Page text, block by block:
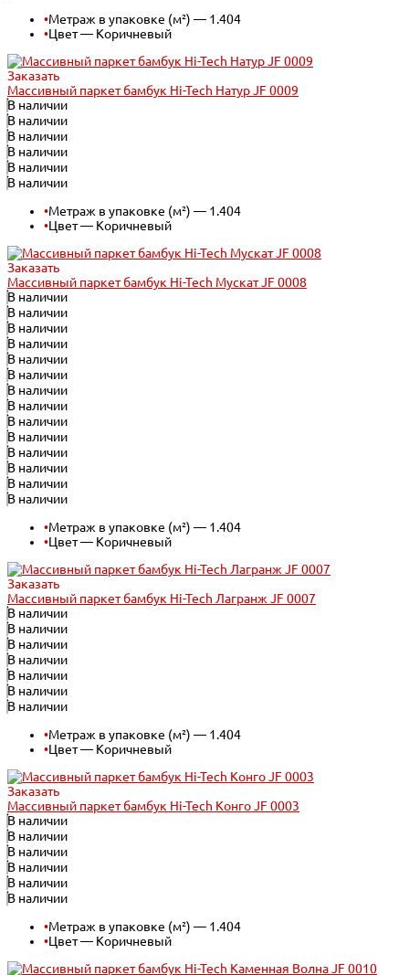
•Метраж в упаковке (м²) — 1.404
•Цвет — Коричневый
Заказать
Массивный паркет бамбук Hi-Tech Натур JF 0009
В наличии
В наличии
В наличии
В наличии
В наличии
В наличии
•Метраж в упаковке (м²) — 1.404
•Цвет — Коричневый
Заказать
Массивный паркет бамбук Hi-Tech Мускат JF 0008
В наличии
В наличии
В наличии
В наличии
В наличии
В наличии
В наличии
В наличии
В наличии
В наличии
В наличии
В наличии
В наличии
В наличии
•Метраж в упаковке (м²) — 1.404
•Цвет — Коричневый
Заказать
Массивный паркет бамбук Hi-Tech Лагранж JF 0007
В наличии
В наличии
В наличии
В наличии
В наличии
В наличии
В наличии
•Метраж в упаковке (м²) — 1.404
•Цвет — Коричневый
Заказать
Массивный паркет бамбук Hi-Tech Конго JF 0003
В наличии
В наличии
В наличии
В наличии
В наличии
В наличии
•Метраж в упаковке (м²) — 1.404
•Цвет — Коричневый